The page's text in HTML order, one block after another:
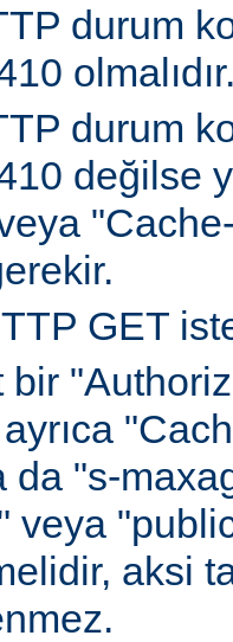
durum
durum
değilse
GET
bir
da "s-
veya
aksi